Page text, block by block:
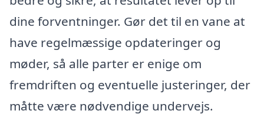
dine forventninger. Gør det til en vane at
have regelmæssige opdateringer og
møder, så alle parter er enige om
fremdriften og eventuelle justeringer, der
måtte være nødvendige undervejs.